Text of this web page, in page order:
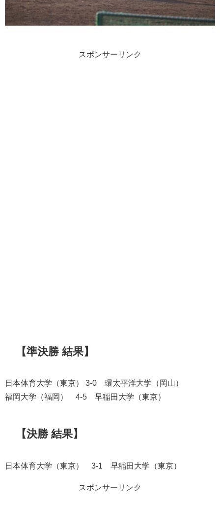
スポンサーリンク
【準決勝 結果】
日本体育大学（東京） 3-0 環太平洋大学（岡山）
福岡大学（福岡） 4-5 早稲田大学（東京）
【決勝 結果】
日本体育大学（東京） 3-1 早稲田大学（東京）
スポンサーリンク